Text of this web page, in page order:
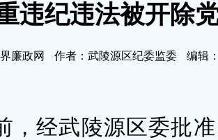
违纪违法被开除
廉政网 作者：武陵源区纪委监委 编辑
，经武陵源区委批